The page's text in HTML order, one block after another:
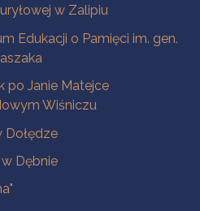
w Zalipiu
Edukacji o Pamięci im. gen.
po Janie Matejce
Wiśniczu
Dołędze
Dębnie